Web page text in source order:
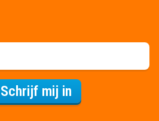
Schrijf mij in